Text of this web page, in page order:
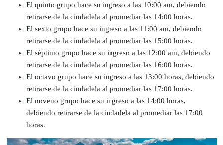
El quinto grupo hace su ingreso a las 10:00 am, debiendo
retirarse de la ciudadela al promediar las 14:00 horas.
El sexto grupo hace su ingreso a las 11:00 am, debiendo
retirarse de la ciudadela al promediar las 15:00 horas.
El séptimo grupo hace su ingreso a las 12:00 am, debiendo
retirarse de la ciudadela al promediar las 16:00 horas.
El octavo grupo hace su ingreso a las 13:00 horas, debiendo
retirarse de la ciudadela al promediar las 17:00 horas.
El noveno grupo hace su ingreso a las 14:00 horas,
debiendo retirarse de la ciudadela al promediar las 17:00
horas.